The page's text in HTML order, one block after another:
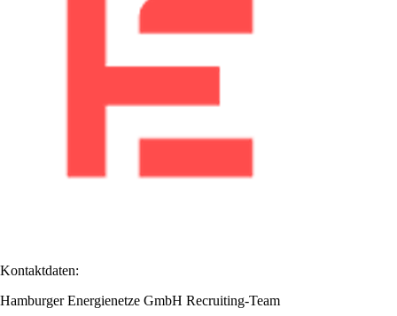
Kontaktdaten:
Hamburger Energienetze GmbH Recruiting-Team